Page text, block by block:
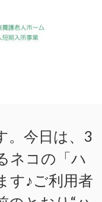
。今日は、3
ネコの「ハ
す♪ご利用者